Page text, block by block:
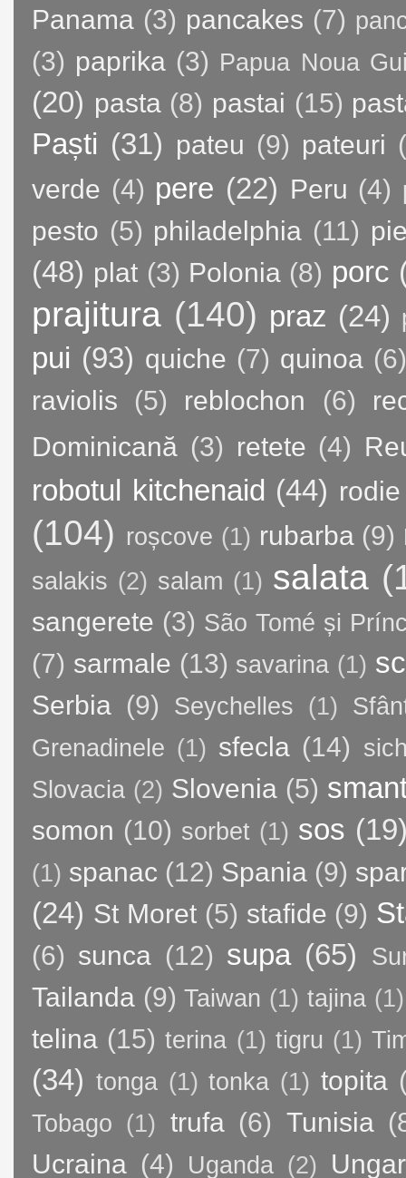
Panama (3) pancakes (7)
(3) paprika (3) Papua Noua
(20) pasta (8) pastai (15)
Paști (31) pateu (9) pateuri
verde (4) pere (22) Peru (4)
pesto (5) philadelphia (11)
(48) plat (3) Polonia (8) porc
prajitura (140) praz (24)
pui (93) quiche (7) quinoa
raviolis
(5) reblochon (6)
Dominicană (3) retete (4)
robotul kitchenaid (44) rodie
(104) roșcove (1) rubarba (9)
salakis (2) salam (1) salata
sangerete (3) São Tomé și
(7) sarmale (13) savarina (1)
Serbia (9) Seychelles (1)
Grenadinele (1) sfecla (14)
Slovacia (2) Slovenia (5)
somon (10) sorbet (1) sos
(1) spanac (12) Spania (9)
(24) St Moret (5) stafide (9)
(6) sunca (12) supa (65)
Tailanda (9) Taiwan (1) tajina (1)
telina (15) terina (1) tigru (1)
(34) tonga (1) tonka (1) topita
Tobago (1) trufa (6) Tunisia
Ucraina (4) Uganda (2)